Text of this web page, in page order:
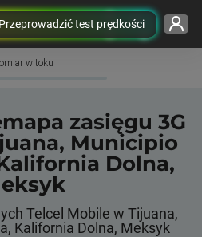
Przeprowadzić test prędkości
w toku
zasięgu 3G
Municipio
Dolna,
Telcel Mobile w Tijuana,
Kalifornia Dolna, Meksyk